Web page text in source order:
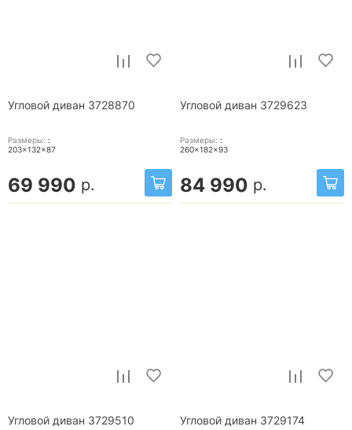
Угловой диван 3728870
Размеры: :
203x132x87
69 990 р.
Угловой диван 3729623
Размеры: :
260x182x93
84 990 р.
Угловой диван 3729510 Угловой диван 3729174